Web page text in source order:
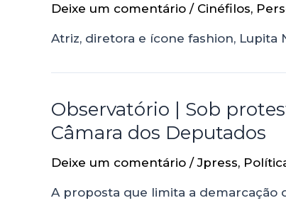
Deixe um comentário / Cinéfilos,
Atriz, diretora e ícone fashion,
Observatório | Sob
Câmara dos Deputados
Deixe um comentário /Jpress,
A proposta que limita a demarcação